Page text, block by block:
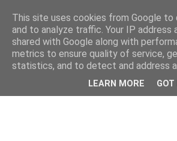
This site uses cookies from Google to
and to analyze traffic. Your IP address
shared with Google along with
metrics to ensure quality of service,
statistics, and to detect and address
LEARN MORE GOT